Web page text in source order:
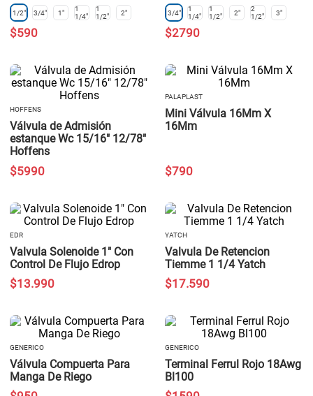
1/2" 3/4" 1"
1
1/4"
1
1/2"
2"
$590
3/4"
1
1/4"
1
1/2"
2"
2
1/2"
3"
$2790
HOFFENS
Válvula de Admisión
estanque Wc 15/16" 12/78"
Hoffens
$5990
PALAPLAST
Mini Válvula 16Mm X
16Mm
$790
EDR
Valvula Solenoide 1" Con
Control De Flujo Edrop
$13.990
YATCH
Valvula De Retencion
Tiemme 1 1/4 Yatch
$17.590
GENERICO
Válvula Compuerta Para
Manga De Riego
GENERICO
Terminal Ferrul Rojo 18Awg
Bl100